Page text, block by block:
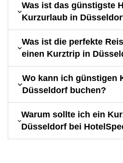
Was ist das günstigste
Kurzurlaub in
Was ist die perfekte
einen Kurztrip in
Wo kann ich günstigen
Düsseldorf buchen?
Warum sollte ich ein
Düsseldorf bei